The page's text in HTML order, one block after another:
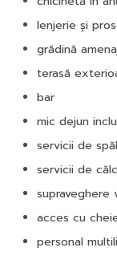
lenjerie și
grădină
terasă
bar
mic dejun
servicii de
servicii de
supraveghere
acces cu
personal